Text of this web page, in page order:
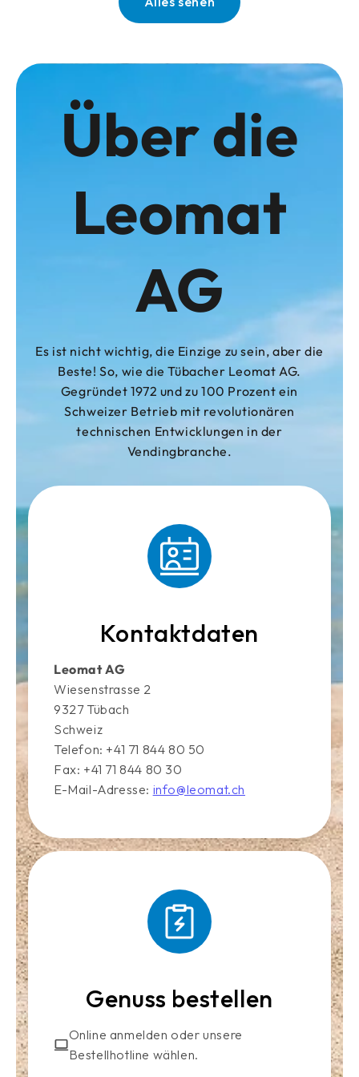
Über die
Leomat
AG
Es ist nicht wichtig, die Einzige zu sein, aber die
Beste! So, wie die Tübacher Leomat AG.
Gegründet 1972 und zu 100 Prozent ein
Schweizer Betrieb mit revolutionären
technischen Entwicklungen in der
Vendingbranche.
Kontaktdaten
Leomat AG
Wiesenstrasse 2
9327 Tübach
Schweiz
Telefon: +41 71 844 80 50
Fax: +41 71 844 80 30
E-Mail-Adresse: info@leomat.ch
Genuss bestellen
Online anmelden oder unsere
Bestellhotline wählen.